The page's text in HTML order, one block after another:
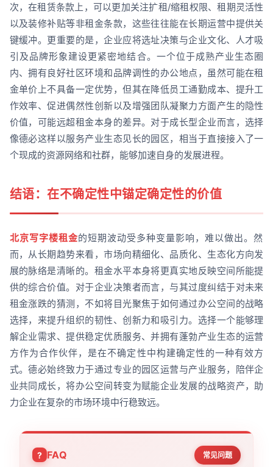
次，在租赁条款上，可以更加关注扩租/缩租权限、租期灵活性
以及装修补贴等非租金条款，这些往往能在长期运营中提供关
键缓冲。更重要的是，企业应将选址决策与企业文化、人才吸
引及品牌形象建设更紧密地结合。一个位于成熟产业生态圈
内、拥有良好社区环境和品牌调性的办公地点，虽然可能在租
金单价上不具备一定优势，但其在降低员工通勤成本、提升工
作效率、促进偶然性创新以及增强团队凝聚力方面产生的隐性
价值，可能远超租金本身的差异。对于成长型企业而言，选择
像德必这样以服务产业生态见长的园区，相当于直接接入了一
个现成的资源网络和社群，能够加速自身的发展进程。
结语：在不确定性中锚定确定性的价值
北京写字楼租金的短期波动受多种变量影响，难以做出。然
而，从长期趋势来看，市场向精细化、品质化、生态化方向发
展的脉络是清晰的。租金水平本身将更真实地反映空间所能提
供的综合价值。对于企业决策者而言，与其过度纠结于对未来
租金涨跌的猜测，不如将目光聚焦于如何通过办公空间的战略
选择，来提升组织的韧性、创新力和吸引力。选择一个能够理
解企业需求、提供稳定优质服务、并拥有蓬勃产业生态的运营
方作为合作伙伴，是在不确定性中构建确定性的一种有效方
式。德必始终致力于通过专业的园区运营与产业服务，陪伴企
业共同成长，将办公空间转变为赋能企业发展的战略资产，助
力企业在复杂的市场环境中行稳致远。
FAQ 常见问题